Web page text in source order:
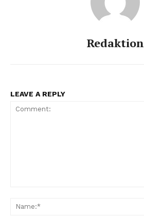
Redaktion
LEAVE A REPLY